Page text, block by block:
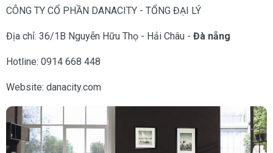
CÔNG TY CỔ PHẦN DANACITY - TỔNG ĐẠI LÝ
Địa chỉ: 36/1B Nguyễn Hữu Thọ - Hải Châu - Đà nẵng
Hotline: 0914 668 448
Website: danacity.com